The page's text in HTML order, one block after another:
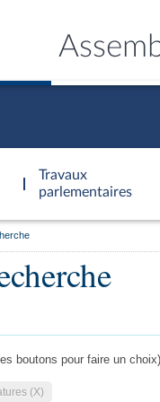
Travaux
parlementaires
boutons pour faire un choix)
(X)